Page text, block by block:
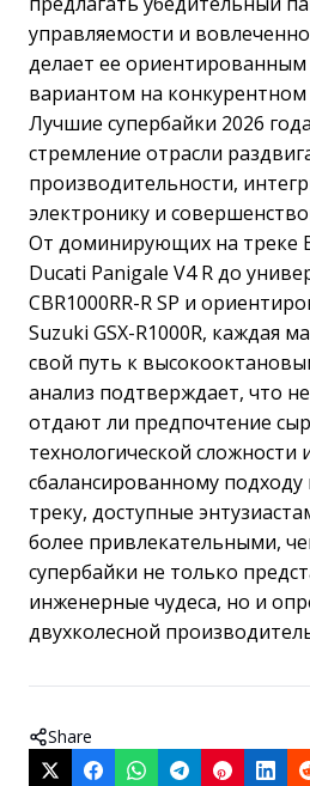
управляемости и
делает ее
вариантом на
Лучшие супербайки 2026
стремление отрасли
производительности,
электронику и
От доминирующих на треке
Ducati Panigale V4 R до
CBR1000RR-R SP и
Suzuki GSX-R1000R, каждая
свой путь к
анализ подтверждает, что
отдают ли предпочтение
технологической сложности
сбалансированному подходу
треку, доступные
более привлекательными,
супербайки не только
инженерные чудеса, но и
двухколесной
Share